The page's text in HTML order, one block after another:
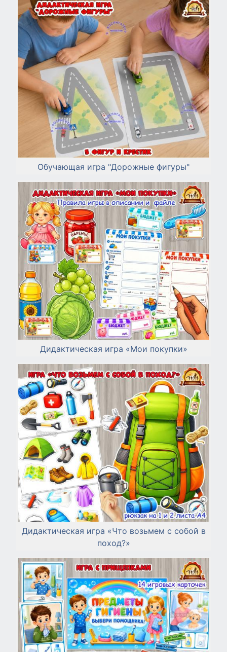
Обучающая игра "Дорожные фигуры"
Дидактическая игра «Мои покупки»
Дидактическая игра «Что возьмем с собой в
поход?»